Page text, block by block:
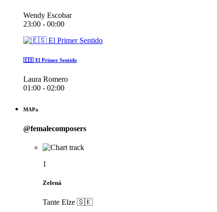
Wendy Escobar
23:00 - 00:00
🇪🇸 El Primer Sentido
Laura Romero
01:00 - 02:00
MAPa
@femalecomposers
1
Zelená
Tante Elze 🇸🇰